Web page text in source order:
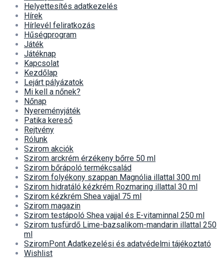
Helyettesítés adatkezelés
Hírek
Hírlevél feliratkozás
Hűségprogram
Játék
Játéknap
Kapcsolat
Kezdőlap
Lejárt pályázatok
Mi kell a nőnek?
Nőnap
Nyereményjáték
Patika kereső
Rejtvény
Rólunk
Szirom akciók
Szirom arckrém érzékeny bőrre 50 ml
Szirom bőrápoló termékcsalád
Szirom folyékony szappan Magnólia illattal 300 ml
Szirom hidratáló kézkrém Rozmaring illattal 30 ml
Szirom kézkrém Shea vajjal 75 ml
Szirom magazin
Szirom testápoló Shea vajjal és E-vitaminnal 250 ml
Szirom tusfürdő Lime-bazsalikom-mandarin illattal 250
ml
SziromPont Adatkezelési és adatvédelmi tájékoztató
Wishlist